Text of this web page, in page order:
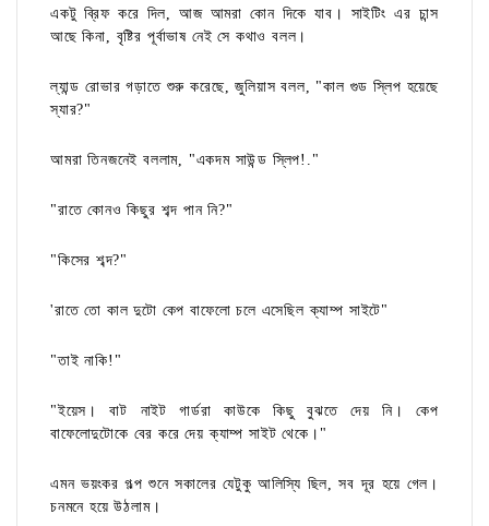
একটু ব্রিফ করে দিল, আজ আমরা কোন দিকে যাব। সাইটিং এর চান্স
আছে কিনা, বৃষ্টির পূর্বাভাষ নেই সে কথাও বলল।
ল্যান্ড রোভার গড়াতে শুরু করেছে, জুলিয়াস বলল, "কাল গুড স্লিপ হয়েছে
স্যার?"
আমরা তিনজনেই বললাম, "একদম সাউন্ড স্লিপ!."
"রাতে কোনও কিছুর শব্দ পান নি?"
"কিসের শব্দ?"
'রাতে তো কাল দুটো কেপ বাফেলো চলে এসেছিল ক্যাম্প সাইটে"
"তাই নাকি!"
"ইয়েস। বাট নাইট গার্ডরা কাউকে কিছু বুঝতে দেয় নি। কেপ
বাফেলোদুটোকে বের করে দেয় ক্যাম্প সাইট থেকে।"
এমন ভয়ংকর গল্প শুনে সকালের যেটুকু আলিস্যি ছিল, সব দূর হয়ে গেল।
চনমনে হয়ে উঠলাম।